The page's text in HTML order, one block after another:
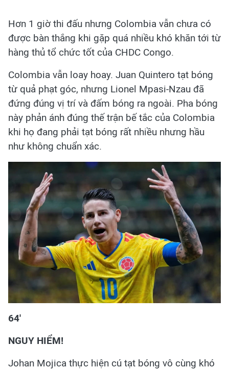
Hơn 1 giờ thi đấu nhưng Colombia vẫn chưa có
được bàn thắng khi gặp quá nhiều khó khăn tới từ
hàng thủ tổ chức tốt của CHDC Congo.
Colombia vẫn loay hoay. Juan Quintero tạt bóng
từ quả phạt góc, nhưng Lionel Mpasi-Nzau đã
đứng đúng vị trí và đấm bóng ra ngoài. Pha bóng
này phản ánh đúng thế trận bế tắc của Colombia
khi họ đang phải tạt bóng rất nhiều nhưng hầu
như không chuẩn xác.
64'
NGUY HIỂM!
Johan Mojica thực hiện cú tạt bóng vô cùng khó